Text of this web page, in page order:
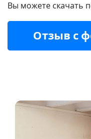
Вы можете скачать
Отзыв с